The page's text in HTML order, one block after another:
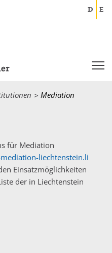
D E
Current:
Mediation
für Mediation
liechtenstein.li
Einsatzmöglichkeiten
der in Liechtenstein